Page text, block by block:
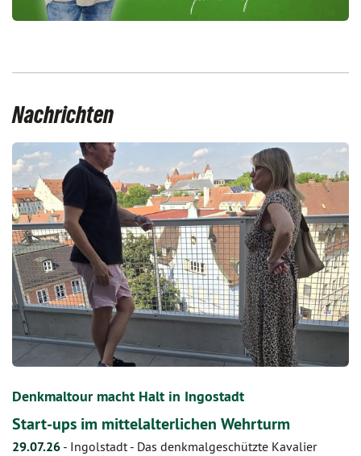
Nachrichten
Denkmaltour macht Halt in Ingostadt
Start-ups im mittelalterlichen Wehrturm
29.07.26 - Ingolstadt - Das denkmalgeschützte Kavalier